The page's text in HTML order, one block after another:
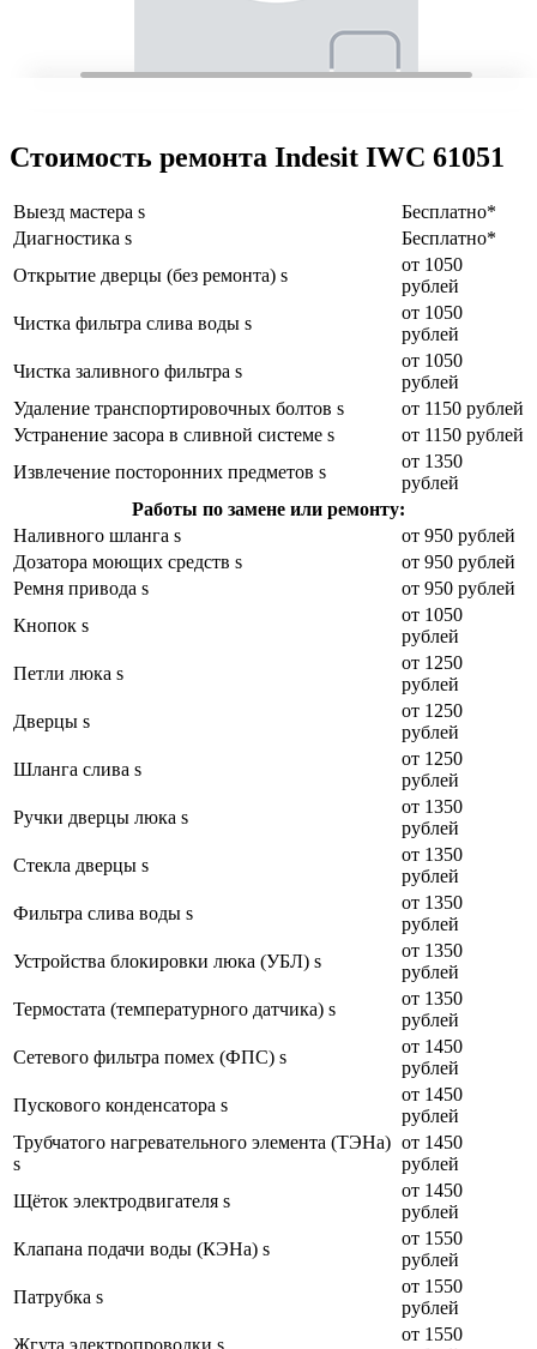
Стоимость ремонта Indesit IWC 61051
Выезд мастера s
Бесплатно*
Диагностика s
Бесплатно*
Открытие дверцы (без ремонта) s
от 1050
рублей
Чистка фильтра слива воды s
от 1050
рублей
Чистка заливного фильтра s
от 1050
рублей
Удаление транспортировочных болтов s
от 1150 рублей
Устранение засора в сливной системе s
от 1150 рублей
Извлечение посторонних предметов s
от 1350
рублей
Работы по замене или ремонту:
Наливного шланга s
от 950 рублей
Дозатора моющих средств s
от 950 рублей
Ремня привода s
от 950 рублей
Кнопок s
от 1050
рублей
Петли люка s
от 1250
рублей
Дверцы s
от 1250
рублей
Шланга слива s
от 1250
рублей
Ручки дверцы люка s
от 1350
рублей
Стекла дверцы s
от 1350
рублей
Фильтра слива воды s
от 1350
рублей
Устройства блокировки люка (УБЛ) s
от 1350
рублей
Термостата (температурного датчика) s
от 1350
рублей
Сетевого фильтра помех (ФПС) s
от 1450
рублей
Пускового конденсатора s
от 1450
рублей
Трубчатого нагревательного элемента (ТЭНа)
s
от 1450
рублей
Щёток электродвигателя s
от 1450
рублей
Клапана подачи воды (КЭНа) s
от 1550
рублей
Патрубка s
от 1550
рублей
Жгута электропроводки s
от 1550